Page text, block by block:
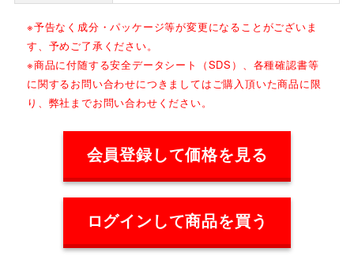
※予告なく成分・パッケージ等が変更になることがございま
す、予めご了承ください。
※商品に付随する安全データシート（SDS）、各種確認書等
に関するお問い合わせにつきましてはご購入頂いた商品に限
り、弊社までお問い合わせください。
会員登録して価格を見る
ログインして商品を買う